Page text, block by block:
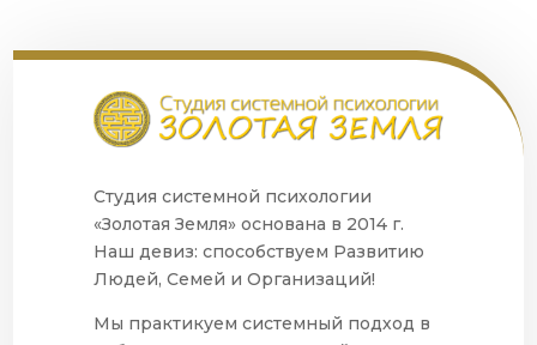
Студия системной психологии
«Золотая Земля» основана в 2014 г.
Наш девиз: способствуем Развитию
Людей, Семей и Организаций!
Мы практикуем системный подход в